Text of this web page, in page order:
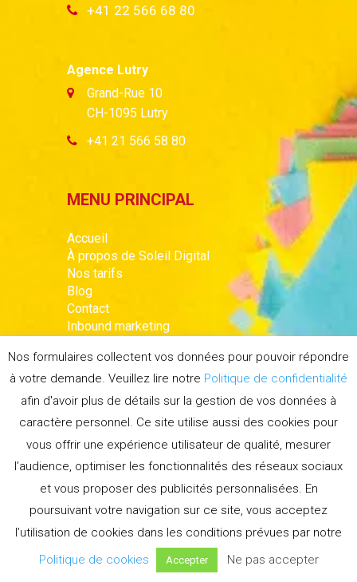
+41 22 566 68 80
Agence Lutry
Grand-Rue 10
CH-1095 Lutry
+41 21 566 58 80
MENU PRINCIPAL
Accueil
À propos de Soleil Digital
Nos tarifs
Blog
Contact
Inbound marketing
Email marketing
CONNECTEZ AVEC NOUS !
LinkedIn
S’INSCRIRE A LA
NEWSLETTER
Nos formulaires collectent vos données pour pouvoir répondre
à votre demande. Veuillez lire notre Politique de confidentialité
afin d'avoir plus de détails sur la gestion de vos données à
caractère personnel. Ce site utilise aussi des cookies pour
vous offrir une expérience utilisateur de qualité, mesurer
l’audience, optimiser les fonctionnalités des réseaux sociaux
et vous proposer des publicités personnalisées. En
poursuivant votre navigation sur ce site, vous acceptez
l’utilisation de cookies dans les conditions prévues par notre
Politique de cookies
Accepter Ne pas accepter